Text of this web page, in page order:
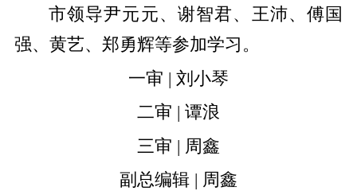
市领导尹元元、谢智君、王沛、傅国
强、黄艺、郑勇辉等参加学习。
一审 | 刘小琴
二审 | 谭浪
三审 | 周鑫
副总编辑 | 周鑫